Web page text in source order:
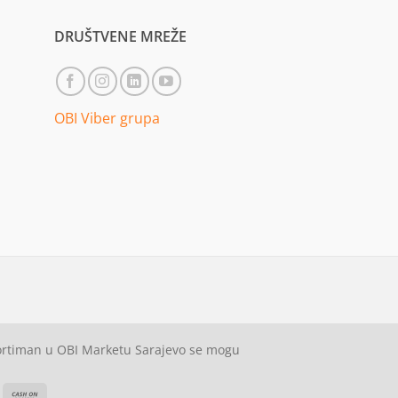
DRUŠTVENE MREŽE
OBI Viber grupa
u OBI Marketu Sarajevo se mogu